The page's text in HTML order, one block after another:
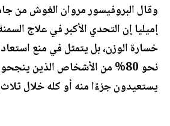
وقال البروفيسور مروان الغوش من
إميليا إن التحدي الأكبر في علاج
خسارة الوزن، بل يتمثل في منع
نحو 80% من الأشخاص الذين
يستعيدون جزءًا منه أو كله خلال